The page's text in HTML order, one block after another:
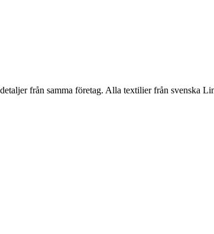
från samma företag. Alla textilier från svenska